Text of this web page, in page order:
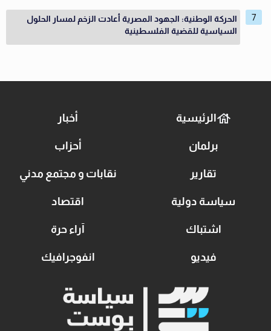
الحركة الوطنية: الجهود المصرية أعادت الزخم لمسار الحلول
السياسية للقضية الفلسطينية
الرئيسية أخبار
برلمان أحزاب
تقارير نقابات و مجتمع مدني
سياسة دولية اقتصاد
اشتباك آراء حرة
فيديو انفوجرافيك